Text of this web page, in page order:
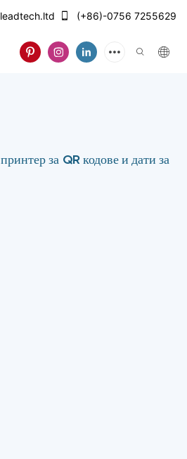
(+86)-0756 7255629
за QR кодове и дати за